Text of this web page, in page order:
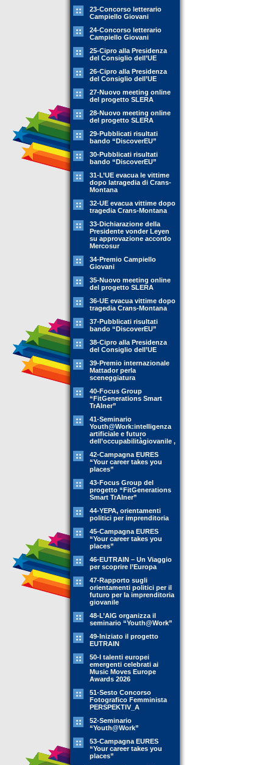
23-Concorso letterario
Campiello Giovani
24-Concorso letterario
Campiello Giovani
25-Cipro alla Presidenza
del Consiglio dell’UE
26-Cipro alla Presidenza
del Consiglio dell’UE
27-Nuovo meeting online
del progetto SLERA
28-Nuovo meeting online
del progetto SLERA
29-Pubblicati risultati
bando “DiscoverEU”
30-Pubblicati risultati
bando “DiscoverEU”
31-L’UE evacua le vittime
dopo latragedia di Crans-
Montana
32-UE evacua vittime dopo
tragedia Crans-Montana
33-Dichiarazione della
Presidente vonder Leyen
su approvazione accordo
Mercosur
34-Premio Campiello
Giovani
35-Nuovo meeting online
del progetto SLERA
36-UE evacua vittime dopo
tragedia Crans-Montana
37-Pubblicati risultati
bando “DiscoverEU”
38-Cipro alla Presidenza
del Consiglio dell’UE
39-Premio internazionale
Mattador perla
sceneggiatura
40-Focus Group
“FitGenerations Smart
TrAIner”
41-Seminario
Youth@Work:intelligenza
artificiale e futuro
dell’occupabilitàgiovanile ,
42-Campagna EURES
“Your career takes you
places”
43-Focus Group del
progetto “FitGenerations
Smart TrAIner”
44-YEPA, orientamenti
politici per imprenditoria
45-Campagna EURES
“Your career takes you
places”
46-EUTRAIN – Un Viaggio
per scoprire l’Europa
47-Rapporto sugli
orientamenti politici per il
futuro per la imprenditoria
giovanile
48-L’AIG organizza il
seminario “Youth@Work”
49-Iniziato il progetto
EUTRAIN
50-I talenti europei
emergenti celebrati ai
Music Moves Europe
Awards 2026
51-Sesto Concorso
Fotografico Femminista
PERSPEKTIV_A
52-Seminario
“Youth@Work”
53-Campagna EURES
“Your career takes you
places”